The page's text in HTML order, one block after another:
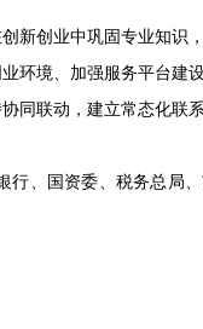
新创业中巩固专业知识
环境、加强服务平台建
同联动，建立常态化联
、国资委、税务总局